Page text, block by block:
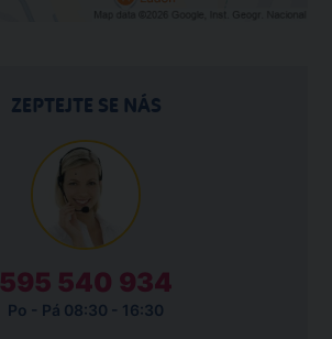
ZEPTEJTE SE NÁS
595 540 934
Po - Pá 08:30 - 16:30